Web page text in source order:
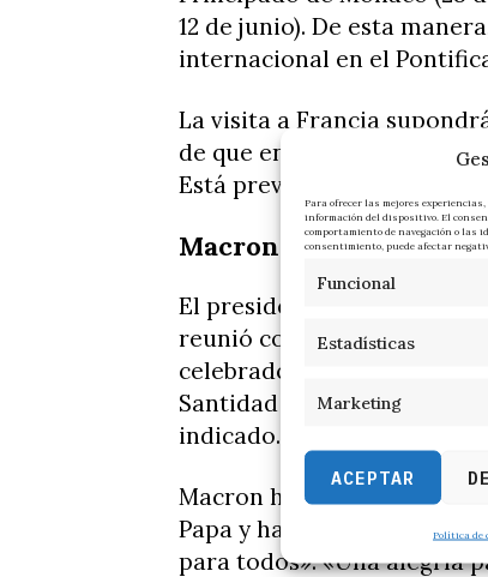
Para ofrecer las mejores
información del dispositivo. El
comportamiento de navegación o
consentimiento, puede afectar
Funcional
Estadísticas
Marketing
ACEPTAR
Política de
12 de junio). De esta
internacional en el
La visita a Francia
de que en el 2008 el Papa
Está previsto que el Papa
Macron celebra la
El presidente francés,
reunió con el Pontífice en
celebrado la noticia en sus
Santidad el Papa León XIV
indicado.
Macron ha asegurado que
Papa y ha calificado la
para todos». «Una alegría